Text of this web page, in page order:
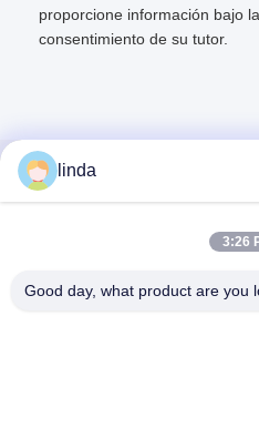
proporcione información bajo
consentimiento de su tutor.
Contacto rápido
comunidad del longxi,
linda
3:26
Good day, what product are you